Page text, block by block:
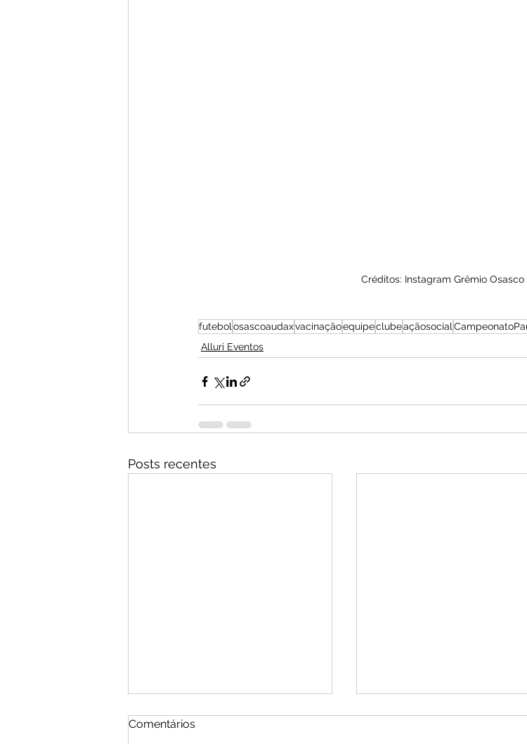
Créditos: Instagram Grêmio Osasco
futebol osascoaudaxvacinaçãoequipeclubeaçãosocial
Alluri Eventos
Posts recentes
Comentários